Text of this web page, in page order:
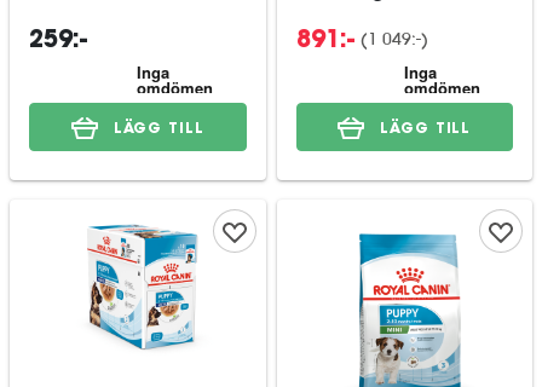
259:-
LÄGG TILL
891:- (1 049:-)
LÄGG TILL